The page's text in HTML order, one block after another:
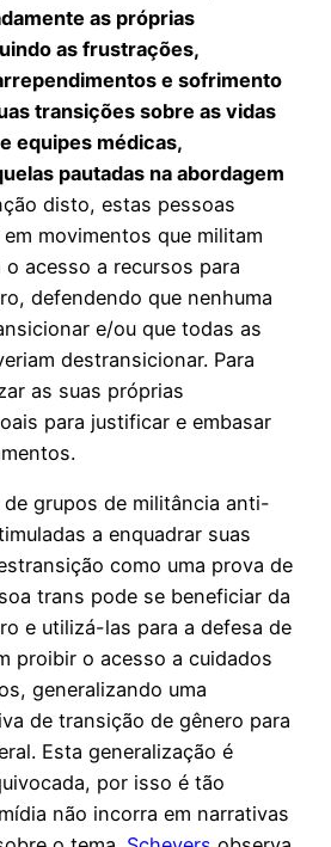
as próprias
as frustrações,
e sofrimento
transições sobre as vidas
equipes médicas,
pautadas na abordagem
disto, estas pessoas
movimentos que militam
acesso a recursos para
defendendo que nenhuma
e/ou que todas as
destransicionar. Para
as suas próprias
para justificar e embasar
grupos de militância anti-
a enquadrar suas
como uma prova de
trans pode se beneficiar da
e utilizá-las para a defesa de
proibir o acesso a cuidados
generalizando uma
de transição de gênero para
Esta generalização é
por isso é tão
não incorra em narrativas